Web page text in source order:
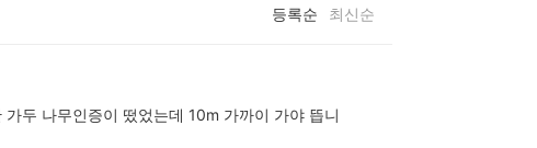
등록순 최신순
두 나무인증이 떴었는데 10m 가까이 가야 뜹니